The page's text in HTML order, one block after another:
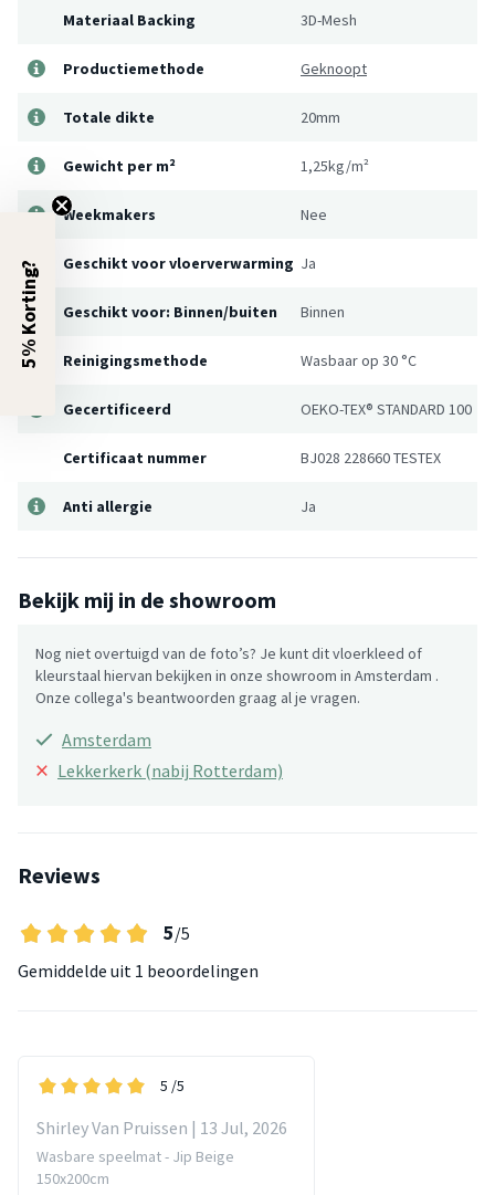
Materiaal Backing 3D-Mesh
Productiemethode Geknoopt
Totale dikte 20mm
Gewicht per m² 1,25kg/m²
Weekmakers Nee
Geschikt voor vloerverwarming Ja
Geschikt voor: Binnen/buiten Binnen
Reinigingsmethode Wasbaar op 30 °C
Gecertificeerd OEKO-TEX® STANDARD 100
Certificaat nummer BJ028 228660 TESTEX
Anti allergie Ja
Bekijk mij in de showroom
Nog niet overtuigd van de foto’s? Je kunt dit vloerkleed of
kleurstaal hiervan bekijken in onze showroom in Amsterdam .
Onze collega's beantwoorden graag al je vragen.
Amsterdam
× Lekkerkerk (nabij Rotterdam)
Reviews
5/5
Gemiddelde uit 1 beoordelingen
5 /5
Shirley Van Pruissen | 13 Jul, 2026
Wasbare speelmat - Jip Beige
150x200cm
5% Korting?